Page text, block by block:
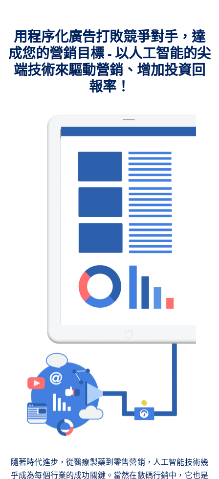
用程序化廣告打敗競爭對手，達
成您的營銷目標 - 以人工智能的尖
端技術來驅動營銷、增加投資回
報率！
隨著時代進步，從醫療製藥到零售營銷，人工智能技術幾
乎成為每個行業的成功關鍵。當然在數碼行銷中，它也是